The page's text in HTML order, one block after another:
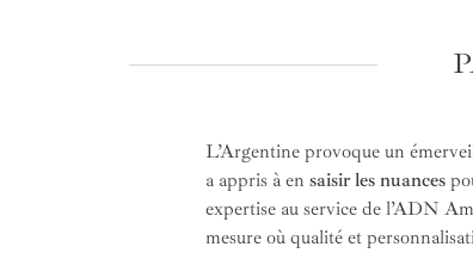
L’Argentine provoque un
a appris à en saisir les nuances
expertise au service de l’ADN
mesure où qualité et